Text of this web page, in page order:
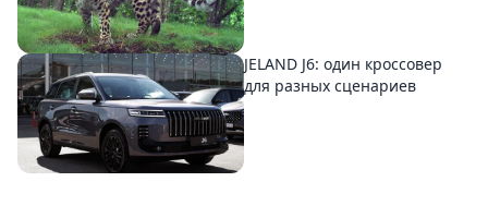
JELAND J6: один кроссовер
для разных сценариев